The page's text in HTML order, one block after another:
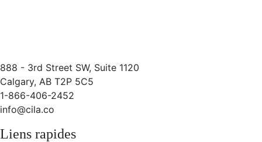
888 - 3rd Street SW, Suite 1120
Calgary, AB T2P 5C5
1-866-406-2452
info@cila.co
Liens rapides